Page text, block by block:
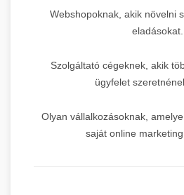
Webshopoknak, akik növelni
eladásokat.
Szolgáltató cégeknek, akik
ügyfelet
Olyan vállalkozásoknak,
saját online marketing